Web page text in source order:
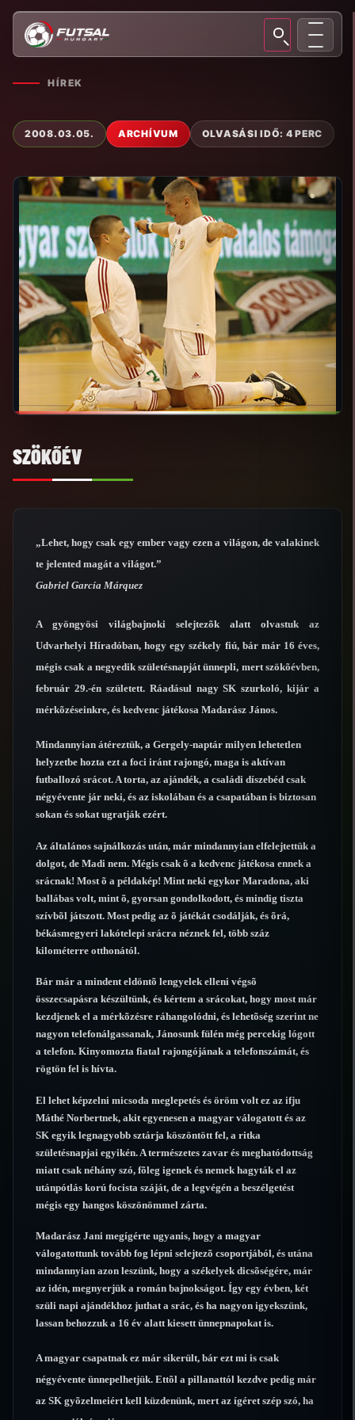
HÍREK
2008.03.05. ARCHÍVUM OLVASÁSI IDŐ: 4 PERC
SZÖKŐÉV
„Lehet, hogy csak egy ember vagy ezen a világon, de valakinek
te jelented magát a világot.”
Gabriel García Márquez
A gyöngyösi világbajnoki selejtezõk alatt olvastuk az
Udvarhelyi Híradóban, hogy egy székely fiú, bár már 16 éves,
mégis csak a negyedik születésnapját ünnepli, mert szökõévben,
február 29.-én született. Ráadásul nagy SK szurkoló, kijár a
mérkõzéseinkre, és kedvenc játékosa Madarász János.
Mindannyian átéreztük, a Gergely-naptár milyen lehetetlen
helyzetbe hozta ezt a foci iránt rajongó, maga is aktívan
futballozó srácot. A torta, az ajándék, a családi díszebéd csak
négyévente jár neki, és az iskolában és a csapatában is biztosan
sokan és sokat ugratják ezért.
Az általános sajnálkozás után, már mindannyian elfelejtettük a
dolgot, de Madi nem. Mégis csak õ a kedvenc játékosa ennek a
srácnak! Most õ a példakép! Mint neki egykor Maradona, aki
ballábas volt, mint õ, gyorsan gondolkodott, és mindig tiszta
szívbõl játszott. Most pedig az õ játékát csodálják, és õrá,
békásmegyeri lakótelepi srácra néznek fel, több száz
kilométerre otthonától.
Bár már a mindent eldöntõ lengyelek elleni végsõ
összecsapásra készültünk, és kértem a srácokat, hogy most már
kezdjenek el a mérkõzésre ráhangolódni, és lehetõség szerint ne
nagyon telefonálgassanak, Jánosunk fülén még percekig lógott
a telefon. Kinyomozta fiatal rajongójának a telefonszámát, és
rögtön fel is hívta.
El lehet képzelni micsoda meglepetés és öröm volt ez az ifju
Máthé Norbertnek, akit egyenesen a magyar válogatott és az
SK egyik legnagyobb sztárja köszöntött fel, a ritka
születésnapjai egyikén. A természetes zavar és meghatódottság
miatt csak néhány szó, fõleg igenek és nemek hagyták el az
utánpótlás korú focista száját, de a legvégén a beszélgetést
mégis egy hangos köszönömmel zárta.
Madarász Jani megígérte ugyanis, hogy a magyar
válogatottunk tovább fog lépni selejtezõ csoportjából, és utána
mindannyian azon leszünk, hogy a székelyek dicsõségére, már
az idén, megnyerjük a román bajnokságot. Így egy évben, két
szüli napi ajándékhoz juthat a srác, és ha nagyon igyekszünk,
lassan behozzuk a 16 év alatt kiesett ünnepnapokat is.
A magyar csapatnak ez már sikerült, bár ezt mi is csak
négyévente ünnepelhetjük. Ettõl a pillanattól kezdve pedig már
az SK gyõzelmeiért kell küzdenünk, mert az ígéret szép szó, ha